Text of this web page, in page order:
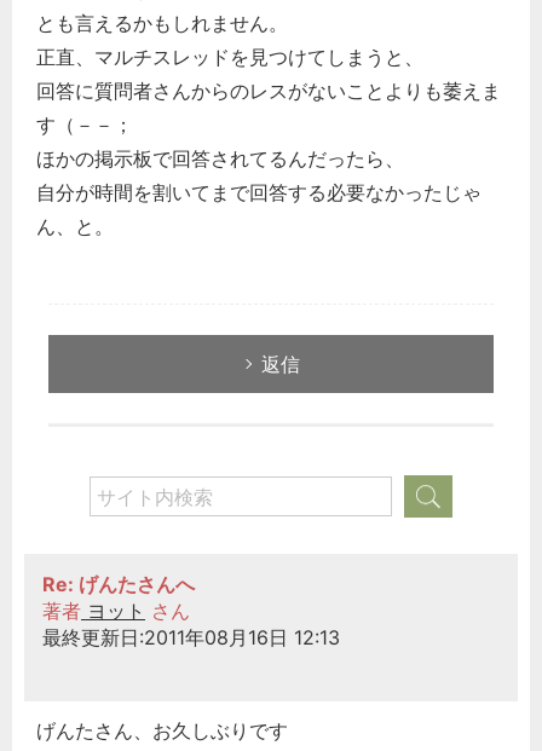
とも言えるかもしれません。
正直、マルチスレッドを見つけてしまうと、
回答に質問者さんからのレスがないことよりも萎えま
す（－－；
ほかの掲示板で回答されてるんだったら、
自分が時間を割いてまで回答する必要なかったじゃ
ん、と。
返信
Re: げんたさんへ
著者 ヨット さん
最終更新日:2011年08月16日 12:13
げんたさん、お久しぶりです